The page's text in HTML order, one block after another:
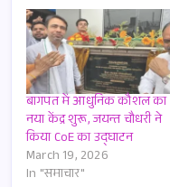
बागपत में आधुनिक कौशल का
नया केंद्र शुरू, जयन्त चौधरी ने
किया CoE का उद्घाटन
March 19, 2026
In "समाचार"